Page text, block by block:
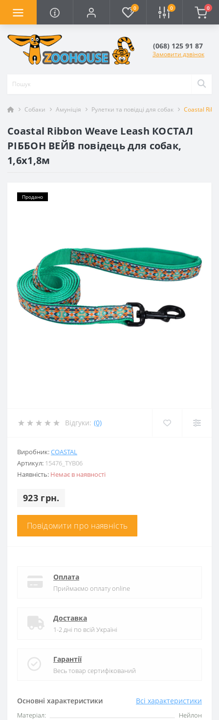
0 0 0
(068) 125 91 87
Замовити дзвінок
Собаки Амуніція Рулетки та повідці для собак Coastal
Coastal Ribbon Weave Leash КОСТАЛ
РІББОН ВЕЙВ повідець для собак,
1,6х1,8м
Продано
Відгуки: (0)
Виробник:COASTAL
Артикул: 15476_TYB06
Наявність: Немає в наявності
923 грн.
Повідомити про наявність
Основні характеристики Всі характеристики
Матеріал:
Нейлон
Оплата
Приймаємо оплату online
Доставка
1-2 дні по всій Україні
Гарантії
Весь товар сертифікований